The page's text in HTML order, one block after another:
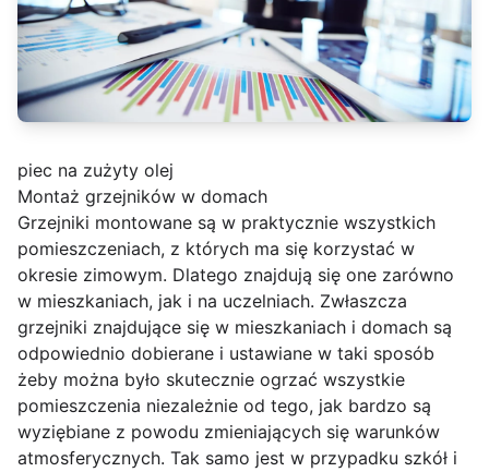
piec na zużyty olej
Montaż grzejników w domach
Grzejniki montowane są w praktycznie wszystkich
pomieszczeniach, z których ma się korzystać w
okresie zimowym. Dlatego znajdują się one zarówno
w mieszkaniach, jak i na uczelniach. Zwłaszcza
grzejniki znajdujące się w mieszkaniach i domach są
odpowiednio dobierane i ustawiane w taki sposób
żeby można było skutecznie ogrzać wszystkie
pomieszczenia niezależnie od tego, jak bardzo są
wyziębiane z powodu zmieniających się warunków
atmosferycznych. Tak samo jest w przypadku szkół i